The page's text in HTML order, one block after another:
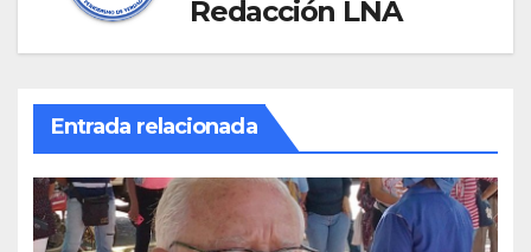
Redacción LNA
Entrada relacionada